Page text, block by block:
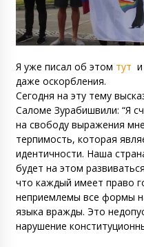
Я уже писал об этом тут
даже оскорбления.
Сегодня на эту тему
Саломе Зурабишвили: “Я
на свободу выражения
терпимость, которая
идентичности. Наша
будет на этом
что каждый имеет право
неприемлемы все формы
языка вражды. Это
нарушение